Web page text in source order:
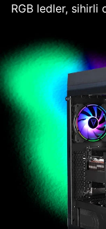
RGB ledler, sihirli